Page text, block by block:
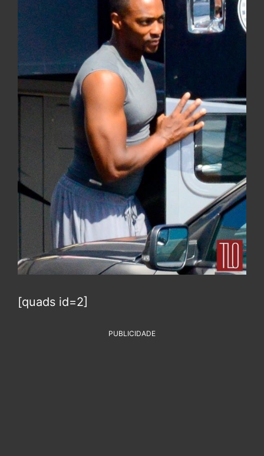
[quads id=2]
PUBLICIDADE